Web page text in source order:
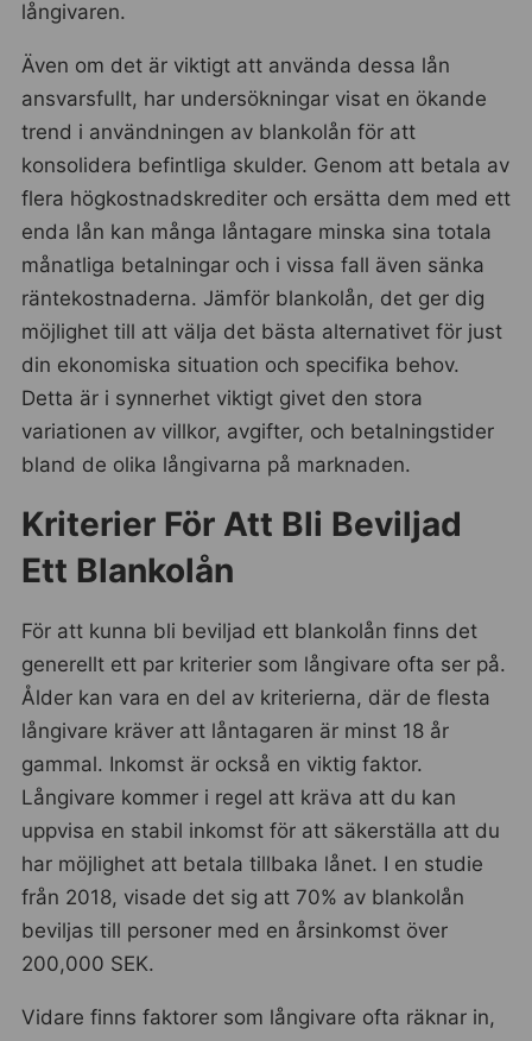
långivaren.
Även om det är viktigt att använda dessa lån
ansvarsfullt, har undersökningar visat en ökande
trend i användningen av blankolån för att
konsolidera befintliga skulder. Genom att betala av
flera högkostnadskrediter och ersätta dem med ett
enda lån kan många låntagare minska sina totala
månatliga betalningar och i vissa fall även sänka
räntekostnaderna. Jämför blankolån, det ger dig
möjlighet till att välja det bästa alternativet för just
din ekonomiska situation och specifika behov.
Detta är i synnerhet viktigt givet den stora
variationen av villkor, avgifter, och betalningstider
bland de olika långivarna på marknaden.
Kriterier För Att Bli Beviljad
Ett Blankolån
För att kunna bli beviljad ett blankolån finns det
generellt ett par kriterier som långivare ofta ser på.
Ålder kan vara en del av kriterierna, där de flesta
långivare kräver att låntagaren är minst 18 år
gammal. Inkomst är också en viktig faktor.
Långivare kommer i regel att kräva att du kan
uppvisa en stabil inkomst för att säkerställa att du
har möjlighet att betala tillbaka lånet. I en studie
från 2018, visade det sig att 70% av blankolån
beviljas till personer med en årsinkomst över
200,000 SEK.
Vidare finns faktorer som långivare ofta räknar in,